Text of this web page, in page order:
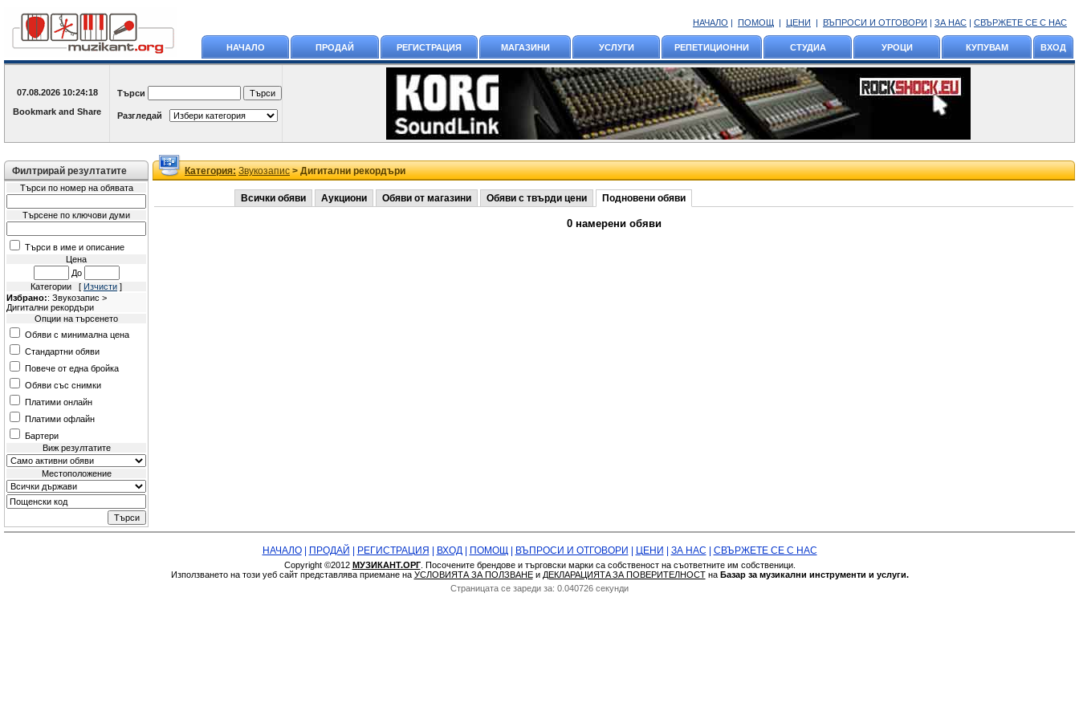
НАЧАЛО | ПОМОЩ | ЦЕНИ | ВЪПРОСИ И ОТГОВОРИ | ЗА НАС | СВЪРЖЕТЕ СЕ С НАС
НАЧАЛО ПРОДАЙ РЕГИСТРАЦИЯ МАГАЗИНИ УСЛУГИ РЕПЕТИЦИОННИ СТУДИА УРОЦИ КУПУВАМ ВХОД
07.08.2026 10:24:18 Търси
Разгледай
Филтрирай резултатите
Търси по номер на обявата
Търсене по ключови думи
Търси в име и описание
Цена
До
Категории [ Изчисти ]
Избрано:: Звукозапис >
Дигитални рекордъри
Опции на търсенето
Обяви с минимална цена
Стандартни обяви
Повече от една бройка
Обяви със снимки
Платими онлайн
Платими офлайн
Бартери
Виж резултатите
Местоположение
Категория: Звукозапис> Дигитални рекордъри
Всички обяви Аукциони Обяви от магазини Обяви с твърди цени Подновени обяви
0 намерени обяви
НАЧАЛО| ПРОДАЙ РЕГИСТРАЦИЯ ВХОД| ПОМОЩ| ВЪПРОСИ И ОТГОВОРИ ЦЕНИ ЗА НАС СВЪРЖЕТЕ СЕ С НАС
Copyright ©2012 МУЗИКАНТ.ОРГ. Посочените брендове и търговски марки са собственост на съответните им собственици.
Използването на този уеб сайт представлява приемане на УСЛОВИЯТА ЗА ПОЛЗВАНЕи ДЕКЛАРАЦИЯТA ЗА ПОВЕРИТЕЛНОСТна Базар за музикални инструменти и услуги.
Страницата се зареди за: 0.040726 секунди